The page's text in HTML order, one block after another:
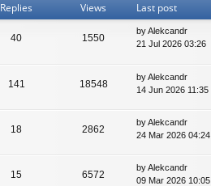
Replies Views Last post
40 1550
byAlekcandr
21 Jul 2026 03:26
141 18548
byAlekcandr
14 Jun 2026 11:35
18 2862
byAlekcandr
24 Mar 2026 04:24
15 6572
byAlekcandr
09 Mar 2026 10:05